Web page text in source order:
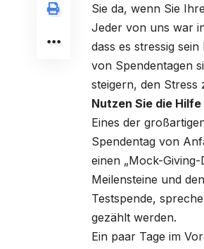
Sie da, wenn Sie
Jeder von uns war
dass es stressig
von Spendentagen
steigern, den
Nutzen Sie die
Eines der
Spendentag von
einen „Mock-
Meilensteine ​​und
Testspende,
gezählt werden.
Ein paar Tage im